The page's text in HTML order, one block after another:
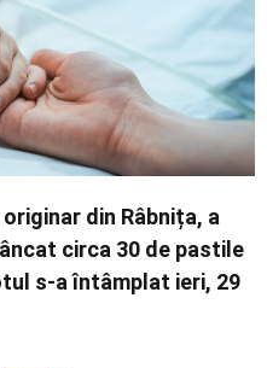
din Râbnița, a
circa 30 de pastile
s-a întâmplat ieri, 29